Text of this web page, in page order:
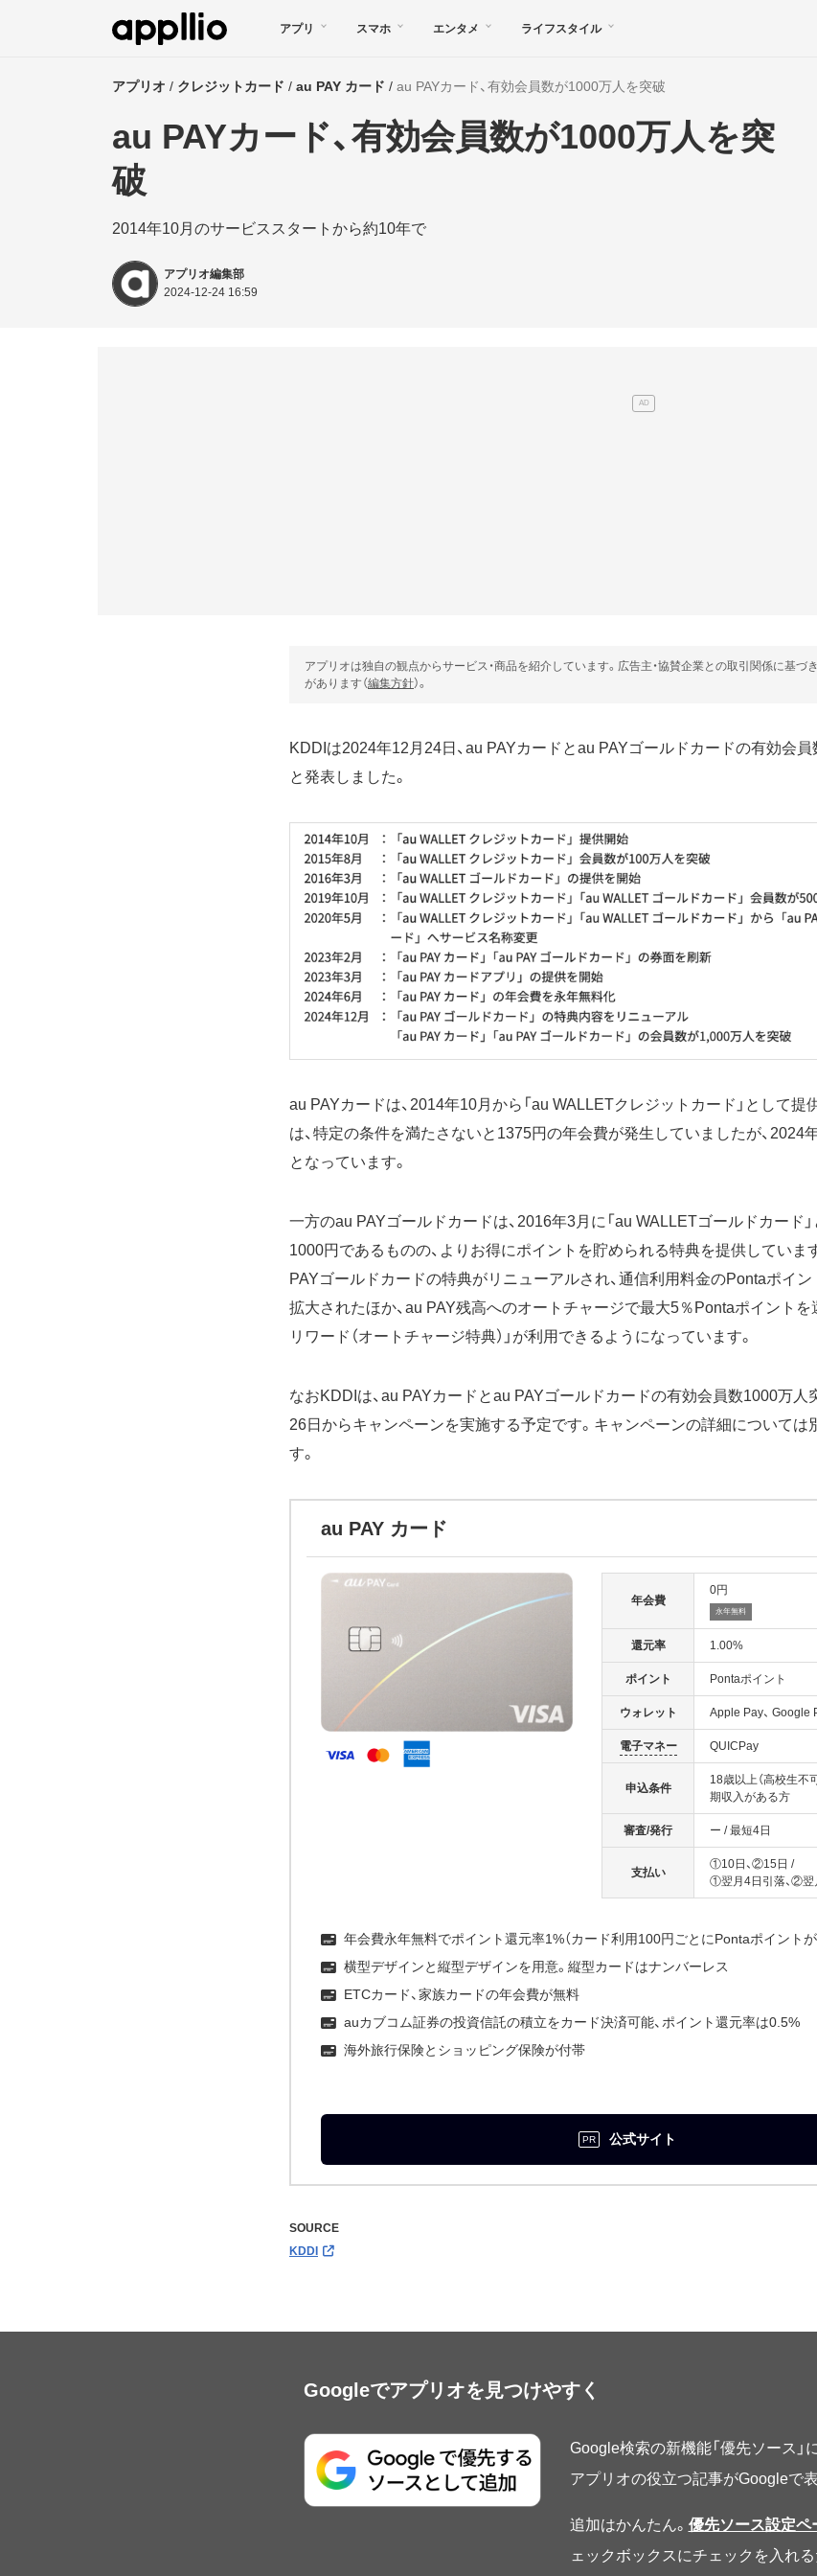
アプリ スマホ エンタメ ライフスタイル
アプリオ クレジットカード au PAY カード au PAYカード、有効会員数が1000万人を突破
au PAYカード、有効会員数が1000万人を突
破
2014年10月のサービススタートから約10年で
アプリオ編集部
2024-12-24 16:59
アプリオは独自の観点からサービス・商品を紹介しています。広告主・協賛企業との取引関係に基づ
があります（編集方針）。
KDDIは2024年12月24日、au PAYカードとau PAYゴールドカードの有効会
と発表しました。
au PAYカードは、2014年10月から「au WALLETクレジットカード」として提
は、特定の条件を満たさないと1375円の年会費が発生していましたが、2024
となっています。
一方のau PAYゴールドカードは、2016年3月に「au WALLETゴールドカード
1000円であるものの、よりお得にポイントを貯められる特典を提供していま
PAYゴールドカードの特典がリニューアルされ、通信利用料金のPontaポイ
拡大されたほか、au PAY残高へのオートチャージで最大5％Pontaポイントを
リワード（オートチャージ特典）」が利用できるようになっています。
なおKDDIは、au PAYカードとau PAYゴールドカードの有効会員数1000万人
26日からキャンペーンを実施する予定です。キャンペーンの詳細については
す。
au PAY カード
年会費
0
永年無料
還元率 1.00%
ポイント Pontaポイント
ウォレット Apple Pay Google
電子マネー QUICPay
申込条件
18歳以上（高校生不
期収入がある方
審査/発行 ー /最短4日
支払い
①10日、②15日 /
①翌月4日引落、②翌
年会費永年無料でポイント還元率1%（カード利用100円ごとにPontaポイントが
横型デザインと縦型デザインを用意。縦型カードはナンバーレス
ETCカード、家族カードの年会費が無料
auカブコム証券の投資信託の積立をカード決済可能、ポイント還元率は0.5%
海外旅行保険とショッピング保険が付帯
公式サイト
SOURCE
KDDI
Googleでアプリオを見つけやすく
Google検索の新機能「優先ソース」
アプリオの役立つ記事がGoogleで
追加はかんたん。 優先ソース設定ペ
ェックボックスにチェックを入れる